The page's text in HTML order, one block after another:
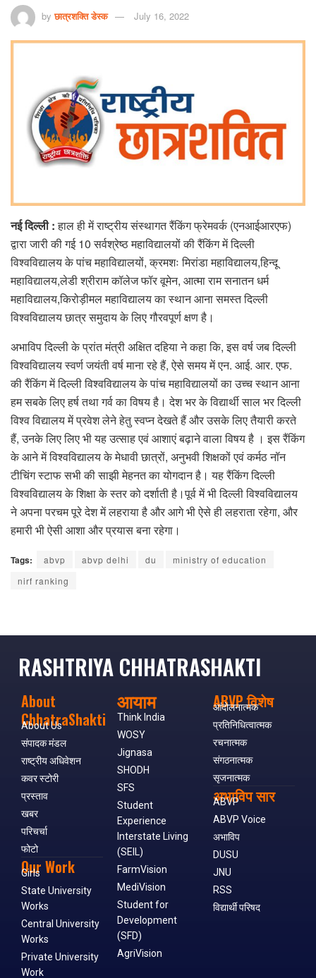
by छात्रशक्ति डेस्क July 16, 2022
नई दिल्ली:हाल ही में राष्ट्रीय संस्थागत रैंकिंग फ्रेमवर्क (एनआईआरएफ)
द्वारा जारी की गई 10 सर्वश्रेष्ठ महाविद्यालयों की रैंकिंग में दिल्ली
विश्वविद्यालय के पांच महाविद्यालयों, क्रमशः मिरांडा महाविद्यालय,हिन्दू
महाविद्यालय,लेडी श्रीराम कॉलेज फॉर वूमेन, आत्मा राम सनातन धर्म
महाविद्यालय,किरोड़ीमल महाविद्यालय का स्थान आना समस्त दिल्ली
विश्वविद्यालय छात्र समुदाय के लिए गौरवपूर्ण क्षण है।
अभाविप दिल्ली के प्रांत मंत्री अक्षित दहिया ने कहा कि, इस वर्ष जब दिल्ली
विश्वविद्यालय स्वर्ण जयंती वर्ष माना रहे हैं, ऐसे समय में एन. आई. आर. एफ.
की रैंकिंग में दिल्ली विश्वविद्यालय के पांच महाविद्यालयों का उच्च स्थान आना
हम सबके लिए हर्ष तथा गर्व का विषय है। देश भर के विद्यार्थी साल भर दिल्ली
विश्व विद्यालय में प्रवेश लेने हेतु स्वप्न देखते हैं और उसके लिए तैयारी करते
हैं, उनके लिए लिए भी यह उत्साह एवं आशाएं बढ़ाने वाला विषय है । इस रैंकिंग
के आने में विश्वविद्यालय के मेधावी छात्रों, अनुभवी शिक्षकों एवं कर्मठ नॉन
टीचिंग स्टाफ सभी की साझी मेहनत का योगदान है। यह रैंकिंग दिल्ली
विश्वविद्यालय के शिक्षा के स्तर को दर्शाती है।पूर्व में भी दिल्ली विश्वविद्यालय
ने अपना परचम पूरे देश में लहराया है और आगे भी ऐसे ही लहराता रहेगा, और
हमारी भी ऐसी आशा और प्रयास बना रहेगा।
Tags: abvp abvp delhi du
ministry of education
nirf ranking
RASHTRIYA CHHATRASHAKTI
About
ChhatraShakti
About Us
संपादक मंडल
राष्ट्रीय अधिवेशन
कवर स्टोरी
प्रस्ताव
खबर
परिचर्चा
फोटो
Our Work
Girls
State University
Works
Central University
Works
Private University
Work
आयाम
Think India
WOSY
Jignasa
SHODH
SFS
Student
Experience
Interstate Living
(SEIL)
FarmVision
MediVision
Student for
Development
(SFD)
AgriVision
ABVP विशेष
आंदोलनात्मक
प्रतिनिधित्वात्मक
रचनात्मक
संगठनात्मक
सृजनात्मक
अभाविप सार
ABVP
ABVP Voice
अभाविप
DUSU
JNU
RSS
विद्यार्थी परिषद